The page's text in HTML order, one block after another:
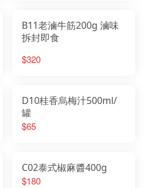
B11老滷牛筋200g 滷味
拆封即食
$320
D10桂香烏梅汁500ml/
罐
$65
C02泰式椒麻醬400g
$180